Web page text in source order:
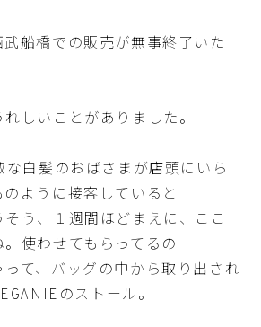
船橋での販売が無事終了いた
しいことがありました。
な白髪のおばさまが店頭にいら
ように接客していると
う、１週間ほどまえに、ここ
使わせてもらってるの
て、バッグの中から取り出され
のストール。